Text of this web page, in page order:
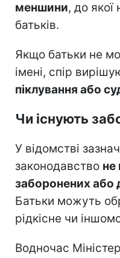
меншини, до
батьків.
Якщо батьки не
імені, спір
піклування або
Чи існують
У відомстві
законодавство не
заборонених або
Батьки можуть
рідкісне чи
Водночас